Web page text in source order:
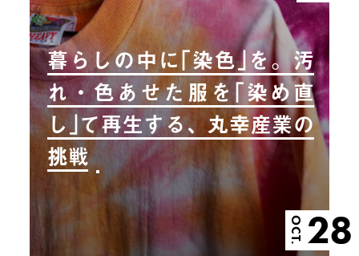
暮らしの中に｢染色｣を。汚
れ・色あせた服を｢染め直
し｣て再生する、丸幸産業の
挑戦
OCT. 28